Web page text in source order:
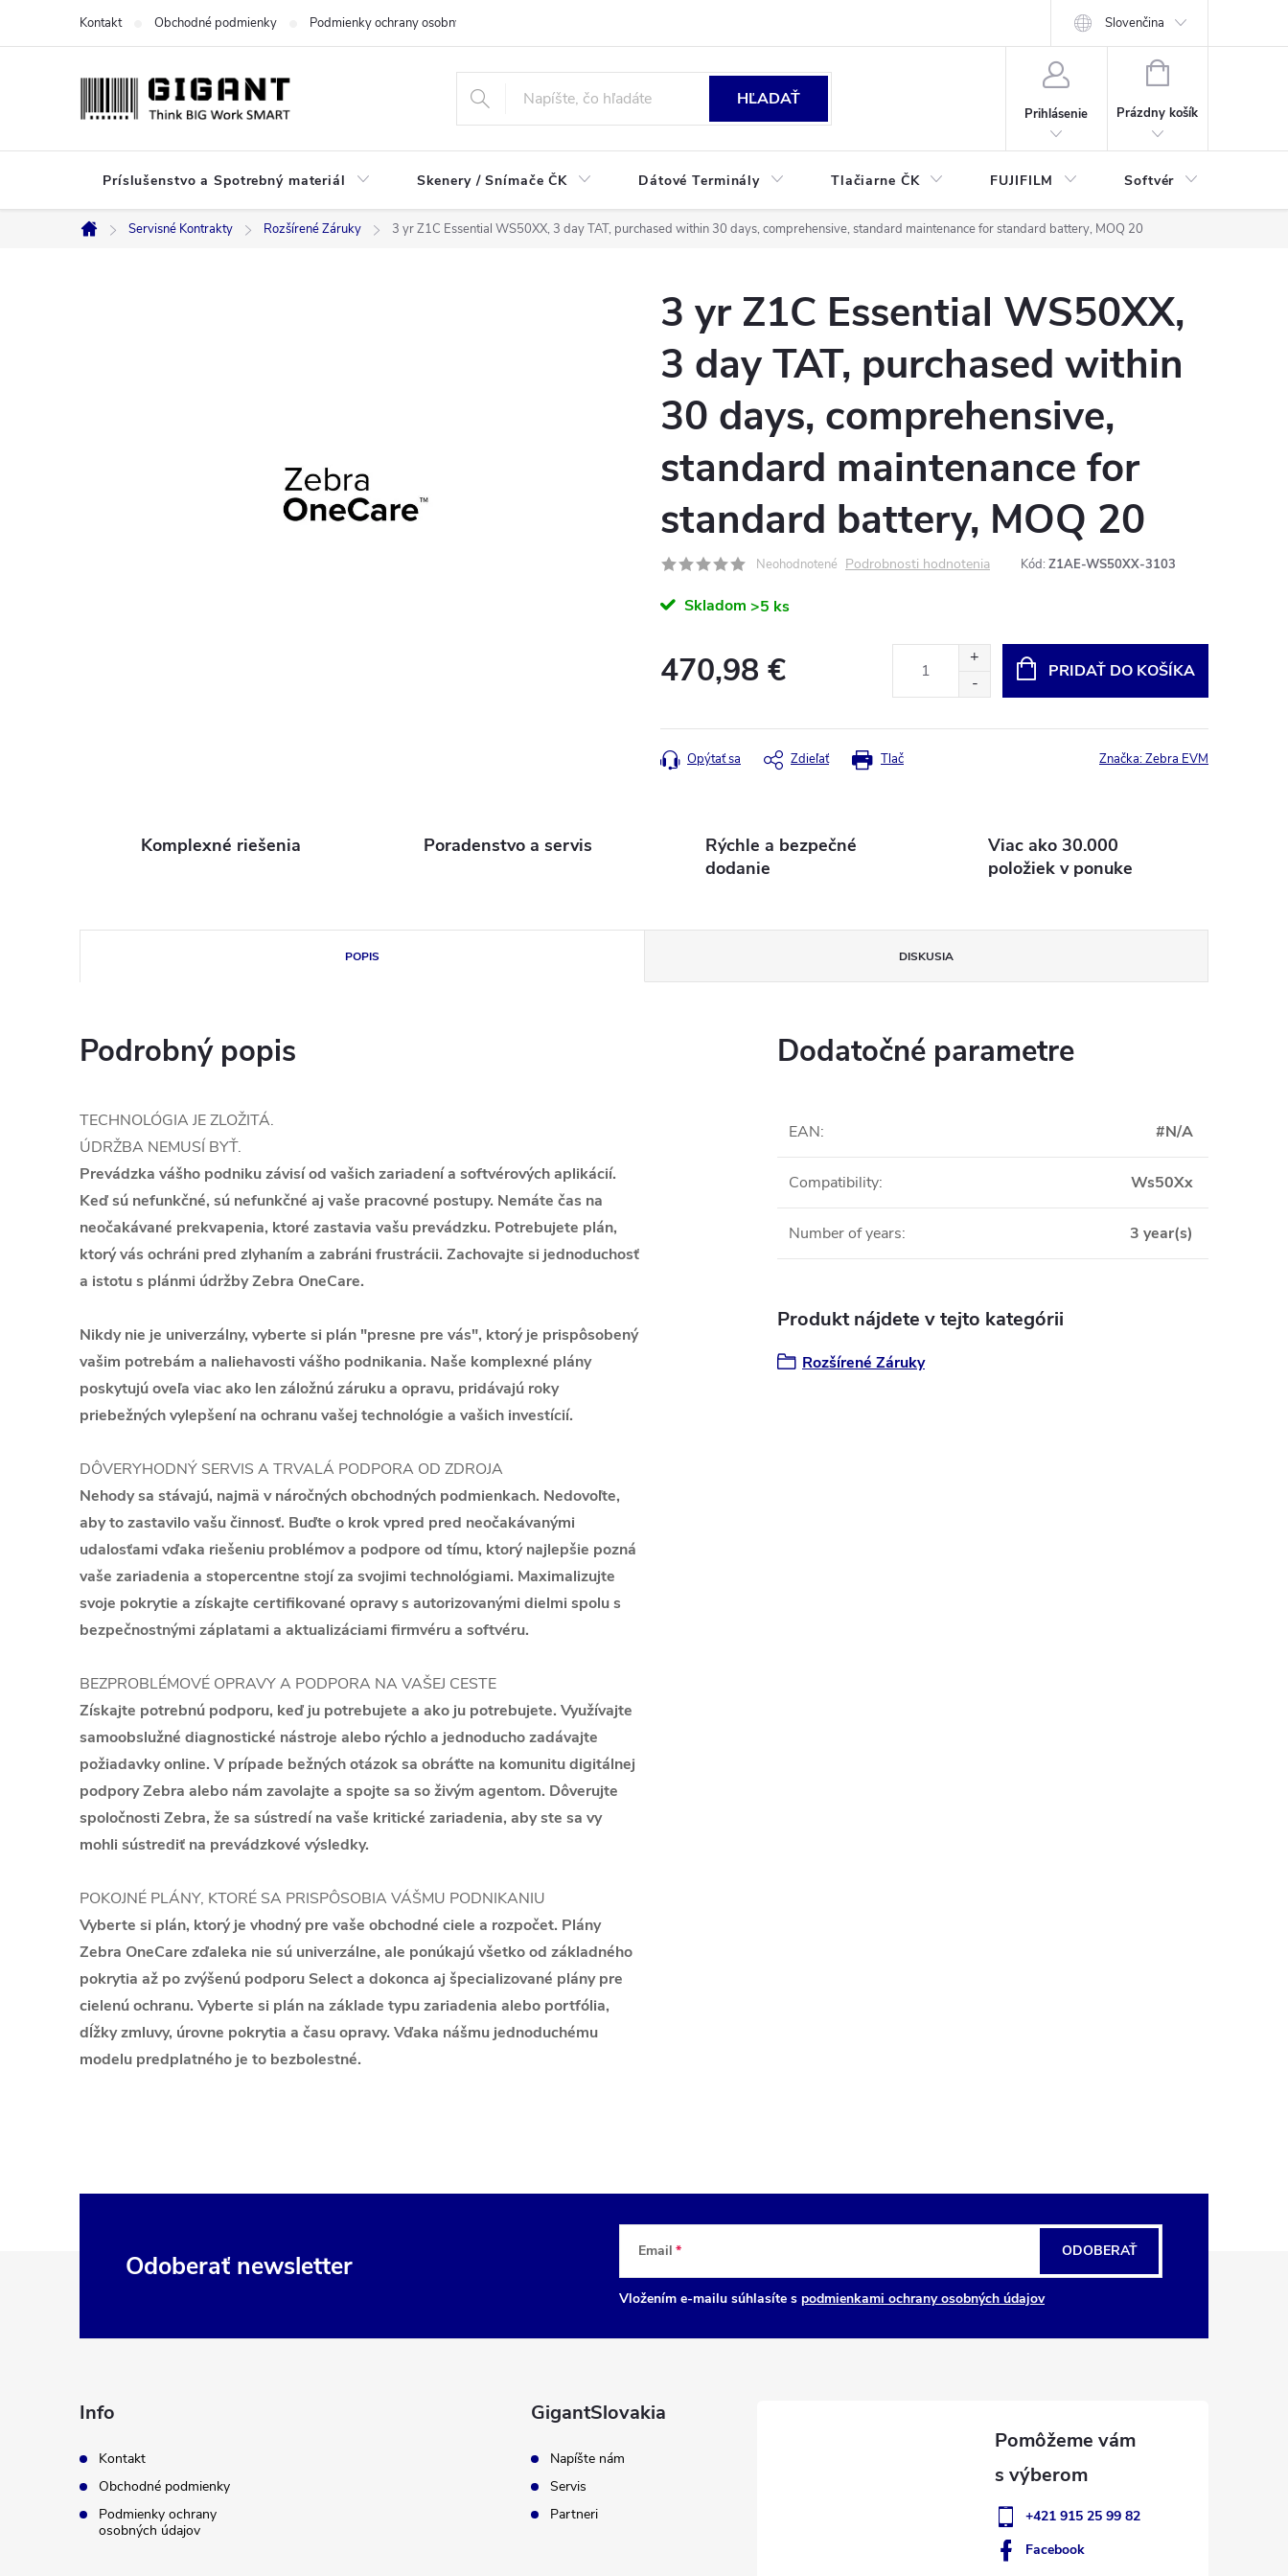
Kontakt Obchodné podmienky Podmienky ochrany osobných údajov Slovenčina
HĽADAŤ
Prihlásenie
NÁKUPNÝ
Prázdny košík
Príslušenstvo a Spotrebný materiál Skenery / Snímače ČK Dátové Terminály Tlačiarne ČK FUJIFILM Softvér
Domov
Servisné Kontrakty Rozšírené Záruky 3 yr Z1C Essential WS50XX, 3 day TAT, purchased within 30 days, comprehensive, standard maintenance for standard battery, MOQ 20
3 yr Z1C Essential WS50XX,
3 day TAT, purchased within
30 days, comprehensive,
standard maintenance for
standard battery, MOQ 20
Neohodnotené Podrobnosti hodnotenia Kód: Z1AE-WS50XX-3103
Skladom >5 ks
470,98 € PRIDAŤ DO KOŠÍKA
Tlač
Opýtať sa Zdieľať Značka:Zebra EVM
Komplexné riešenia Poradenstvo a servis
Rýchle a bezpečné
dodanie
Viac ako 30.000
položiek v ponuke
POPIS DISKUSIA
Podrobný popis
TECHNOLÓGIA JE ZLOŽITÁ.
ÚDRŽBA NEMUSÍ BYŤ.
Prevádzka vášho podniku závisí od vašich zariadení a softvérových aplikácií.
Keď sú nefunkčné, sú nefunkčné aj vaše pracovné postupy. Nemáte čas na
neočakávané prekvapenia, ktoré zastavia vašu prevádzku. Potrebujete plán,
ktorý vás ochráni pred zlyhaním a zabráni frustrácii. Zachovajte si jednoduchosť
a istotu s plánmi údržby Zebra OneCare.
Nikdy nie je univerzálny, vyberte si plán "presne pre vás", ktorý je prispôsobený
vašim potrebám a naliehavosti vášho podnikania. Naše komplexné plány
poskytujú oveľa viac ako len záložnú záruku a opravu, pridávajú roky
priebežných vylepšení na ochranu vašej technológie a vašich investícií.
DÔVERYHODNÝ SERVIS A TRVALÁ PODPORA OD ZDROJA
Nehody sa stávajú, najmä v náročných obchodných podmienkach. Nedovoľte,
aby to zastavilo vašu činnosť. Buďte o krok vpred pred neočakávanými
udalosťami vďaka riešeniu problémov a podpore od tímu, ktorý najlepšie pozná
vaše zariadenia a stopercentne stojí za svojimi technológiami. Maximalizujte
svoje pokrytie a získajte certifikované opravy s autorizovanými dielmi spolu s
bezpečnostnými záplatami a aktualizáciami firmvéru a softvéru.
BEZPROBLÉMOVÉ OPRAVY A PODPORA NA VAŠEJ CESTE
Získajte potrebnú podporu, keď ju potrebujete a ako ju potrebujete. Využívajte
samoobslužné diagnostické nástroje alebo rýchlo a jednoducho zadávajte
požiadavky online. V prípade bežných otázok sa obráťte na komunitu digitálnej
podpory Zebra alebo nám zavolajte a spojte sa so živým agentom. Dôverujte
spoločnosti Zebra, že sa sústredí na vaše kritické zariadenia, aby ste sa vy
mohli sústrediť na prevádzkové výsledky.
POKOJNÉ PLÁNY, KTORÉ SA PRISPÔSOBIA VÁŠMU PODNIKANIU
Vyberte si plán, ktorý je vhodný pre vaše obchodné ciele a rozpočet. Plány
Zebra OneCare zďaleka nie sú univerzálne, ale ponúkajú všetko od základného
pokrytia až po zvýšenú podporu Select a dokonca aj špecializované plány pre
cielenú ochranu. Vyberte si plán na základe typu zariadenia alebo portfólia,
dĺžky zmluvy, úrovne pokrytia a času opravy. Vďaka nášmu jednoduchému
modelu predplatného je to bezbolestné.
Dodatočné parametre
EAN: #N/A
Compatibility: Ws50Xx
Number of years: 3 year(s)
Produkt nájdete v tejto kategórii
Rozšírené Záruky
Odoberať newsletter Email
Vložením e-mailu súhlasíte s podmienkami ochrany osobných údajov
ODOBERAŤ
Info
Kontakt
Obchodné podmienky
Podmienky ochrany
osobných údajov
GigantSlovakia
Napíšte nám
Servis
Partneri
+421 915 25 99 82
Facebook